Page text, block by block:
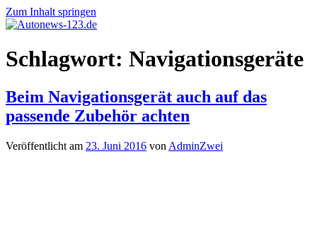
Zum Inhalt springen
Autonews-
123.de
Autonews
mit
Schlagwort: Navigationsgeräte
Beim Navigationsgerät auch auf das
passende Zubehör achten
Veröffentlicht am 23. Juni 2016 von AdminZwei